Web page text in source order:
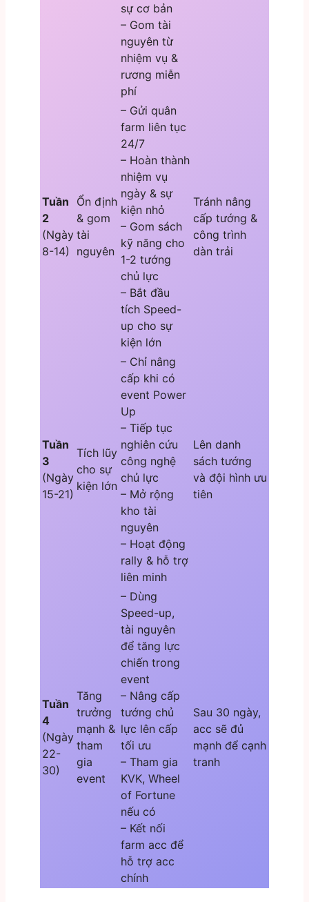
sự cơ bản
– Gom tài
nguyên từ
nhiệm vụ &
rương miễn
phí
Tuần
2
(Ngày
8-14)
Ổn định
& gom
tài
nguyên
– Gửi quân
farm liên tục
24/7
– Hoàn thành
nhiệm vụ
ngày & sự
kiện nhỏ
– Gom sách
kỹ năng cho
1-2 tướng
chủ lực
– Bắt đầu
tích Speed-
up cho sự
kiện lớn
Tránh nâng
cấp tướng &
công trình
dàn trải
Tuần
3
(Ngày
15-21)
Tích lũy
cho sự
kiện lớn
– Chỉ nâng
cấp khi có
event Power
Up
– Tiếp tục
nghiên cứu
công nghệ
chủ lực
– Mở rộng
kho tài
nguyên
– Hoạt động
rally & hỗ trợ
liên minh
Lên danh
sách tướng
và đội hình ưu
tiên
Tuần
4
(Ngày
22-
30)
Tăng
trưởng
mạnh &
tham
gia
event
– Dùng
Speed-up,
tài nguyên
để tăng lực
chiến trong
event
– Nâng cấp
tướng chủ
lực lên cấp
tối ưu
– Tham gia
KVK, Wheel
of Fortune
nếu có
– Kết nối
farm acc để
hỗ trợ acc
chính
Sau 30 ngày,
acc sẽ đủ
mạnh để cạnh
tranh